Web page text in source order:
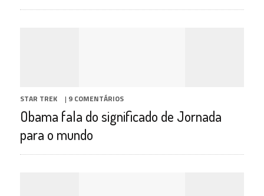
STAR TREK | 9 COMENTÁRIOS
Obama fala do significado de Jornada
para o mundo